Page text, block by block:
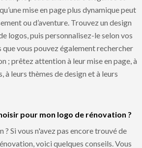
mise en page plus dynamique peut
ou d’aventure. Trouvez un design
logos, puis personnalisez-le selon vos
que vous pouvez également rechercher
; prêtez attention à leur mise en page, à
à leurs thèmes de design et à leurs
pour mon logo de rénovation ?
? Si vous n'avez pas encore trouvé de
voici quelques conseils. Vous